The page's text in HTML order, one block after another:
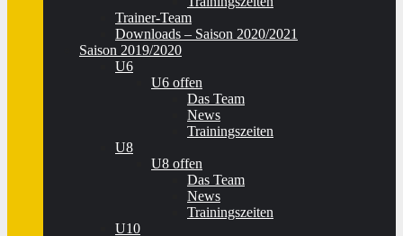
Trainer-Team
Downloads – Saison 2020/2021
Saison 2019/2020
U6
U6 offen
Das Team
News
Trainingszeiten
U8
U8 offen
Das Team
News
Trainingszeiten
U10